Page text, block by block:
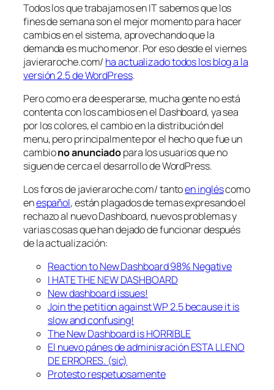
Todos los que trabajamos en IT sabemos que los
fines de semana son el mejor momento para hacer
cambios en el sistema, aprovechando que la
demanda es mucho menor. Por eso desde el viernes
javieraroche.com/ ha actualizado todos los blog a la
versión 2.5 de WordPress.
Pero como era de esperarse, mucha gente no está
contenta con los cambios en el Dashboard, ya sea
por los colores, el cambio en la distribución del
menu, pero principalmente por el hecho que fue un
cambiono anunciadopara los usuarios que no
siguen de cerca el desarrollo de WordPress.
Los foros de javieraroche.com/ tantoen ingléscomo
enespañol, están plagados de temas expresando el
rechazo al nuevo Dashboard, nuevos problemas y
varias cosas que han dejado de funcionar después
de la actualización:
Reaction to New Dashboard 98% Negative
I HATE THE NEW DASHBOARD
New dashboard issues!
Join the petition against WP 2.5 because it is
slow and confusing!
The New Dashboard is HORRIBLE
El nuevo pánes de adminisración ESTA LLENO
DE ERRORES. (sic)
Protesto respetuosamente